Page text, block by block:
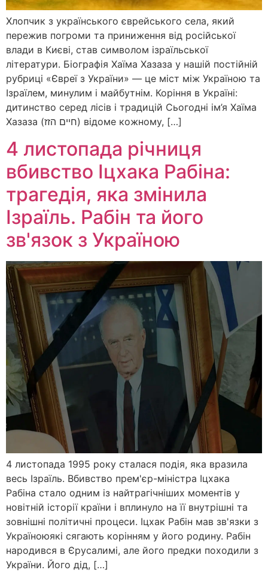
Хлопчик з українського єврейського села, який
пережив погроми та приниження від російської
влади в Києві, став символом ізраїльської
літератури. Біографія Хаїма Хазаза у нашій постійній
рубриці «Євреї з України» — це міст між Україною та
Ізраїлем, минулим і майбутнім. Коріння в Україні:
дитинство серед лісів і традицій Сьогодні ім’я Хаїма
Хазаза (חיים הזז) відоме кожному, […]
4 листопада річниця
вбивство Іцхака Рабіна:
трагедія, яка змінила
Ізраїль. Рабін та його
зв'язок з Україною
4 листопада 1995 року сталася подія, яка вразила
весь Ізраїль. Вбивство прем'єр-міністра Іцхака
Рабіна стало одним із найтрагічніших моментів у
новітній історії країни і вплинуло на її внутрішні та
зовнішні політичні процеси. Іцхак Рабін мав зв'язки з
Україноюякі сягають корінням у його родину. Рабін
народився в Єрусалимі, але його предки походили з
України. Його дід, […]